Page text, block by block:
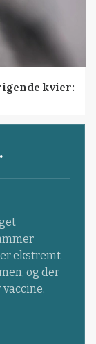
kvier:
ekstremt
og der